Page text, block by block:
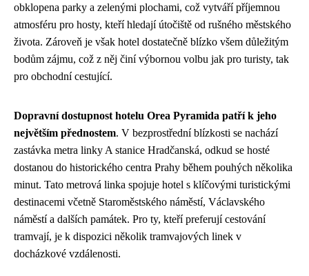
obklopena parky a zelenými plochami, což vytváří příjemnou
atmosféru pro hosty, kteří hledají útočiště od rušného městského
života. Zároveň je však hotel dostatečně blízko všem důležitým
bodům zájmu, což z něj činí výbornou volbu jak pro turisty, tak
pro obchodní cestující.
Dopravní dostupnost hotelu Orea Pyramida patří k jeho
největším přednostem. V bezprostřední blízkosti se nachází
zastávka metra linky A stanice Hradčanská, odkud se hosté
dostanou do historického centra Prahy během pouhých několika
minut. Tato metrová linka spojuje hotel s klíčovými turistickými
destinacemi včetně Staroměstského náměstí, Václavského
náměstí a dalších památek. Pro ty, kteří preferují cestování
tramvají, je k dispozici několik tramvajových linek v
docházkové vzdálenosti.